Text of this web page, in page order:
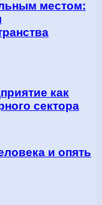
местом:
как
сектора
и опять